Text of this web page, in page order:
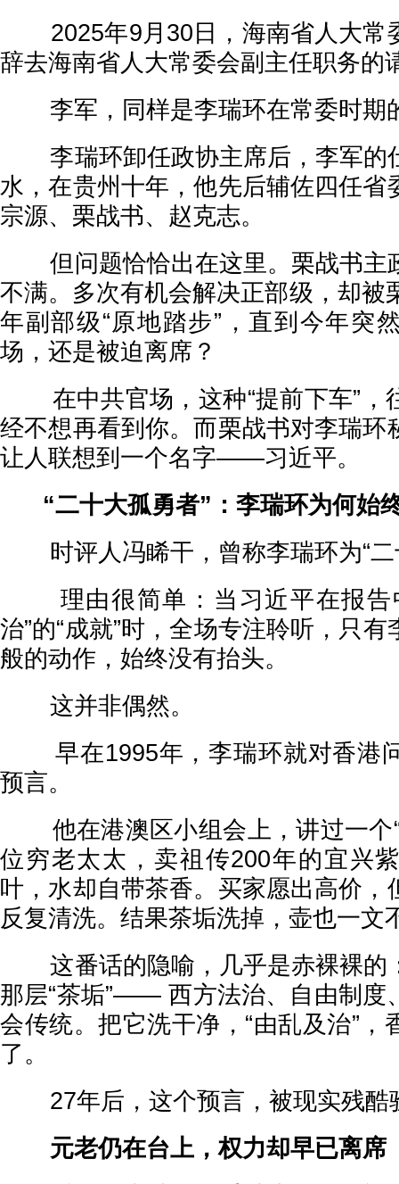
2025年9月30日，海南省人大常
辞去海南省人大常委会副主任职务的
李军，同样是李瑞环在常委时期
李瑞环卸任政协主席后，李军的
水，在贵州十年，他先后辅佐四任省
宗源、栗战书、赵克志。
但问题恰恰出在这里。栗战书主
不满。多次有机会解决正部级，却被
年副部级“原地踏步”，直到今年突
场，还是被迫离席？
在中共官场，这种“提前下车”，
经不想再看到你。而栗战书对李瑞环
让人联想到一个名字——习近平。
“二十大孤勇者”：李瑞环为何始
时评人冯睎干，曾称李瑞环为“二
理由很简单：当习近平在报告
治”的“成就”时，全场专注聆听，只
般的动作，始终没有抬头。
这并非偶然。
早在1995年，李瑞环就对香港
预言。
他在港澳区小组会上，讲过一个“
位穷老太太，卖祖传200年的宜兴
叶，水却自带茶香。买家愿出高价，
反复清洗。结果茶垢洗掉，壶也一文
这番话的隐喻，几乎是赤裸裸的
那层“茶垢”—— 西方法治、自由制度
会传统。把它洗干净，“由乱及治”，
了。
27年后，这个预言，被现实残酷
元老仍在台上，权力却早已离席